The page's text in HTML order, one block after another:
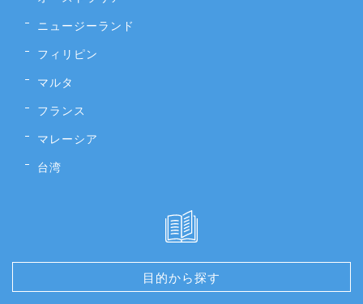
ニュージーランド
フィリピン
マルタ
フランス
マレーシア
台湾
目的から探す